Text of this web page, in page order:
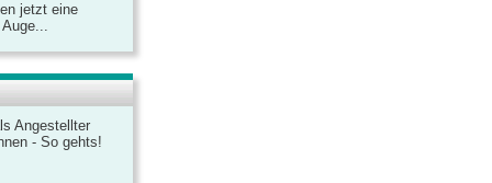
jetzt eine
Angestellter
- So gehts!